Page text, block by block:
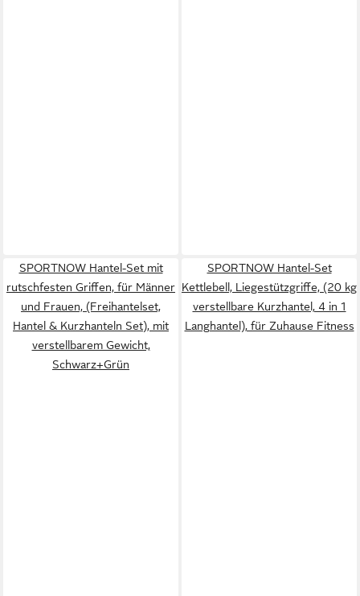
SPORTNOW Hantel-Set mit
rutschfesten Griffen, für Männer
und Frauen, (Freihantelset,
Hantel & Kurzhanteln Set), mit
verstellbarem Gewicht,
Schwarz+Grün
SPORTNOW Hantel-Set
Kettlebell, Liegestützgriffe, (20 kg
verstellbare Kurzhantel, 4 in 1
Langhantel), für Zuhause Fitness